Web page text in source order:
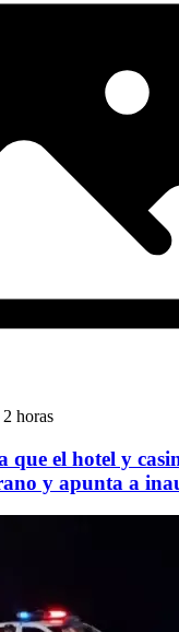
2 horas
el hotel y
y apunta a